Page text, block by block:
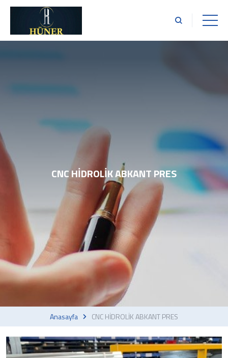
CNC HİDROLİK ABKANT PRES
Anasayfa CNC HİDROLİK ABKANT PRES